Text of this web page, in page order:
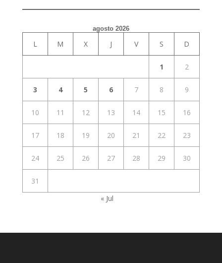
agosto 2026
L M X J V S D
1 2
3 4 5 6 7 8 9
10 11 12 13 14 15 16
17 18 19 20 21 22 23
24 25 26 27 28 29 30
31
« Jul